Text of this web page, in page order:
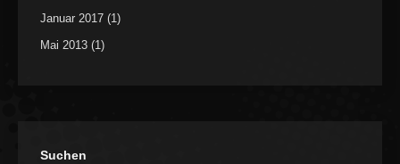
Januar 2017 (1)
Mai 2013 (1)
Suchen